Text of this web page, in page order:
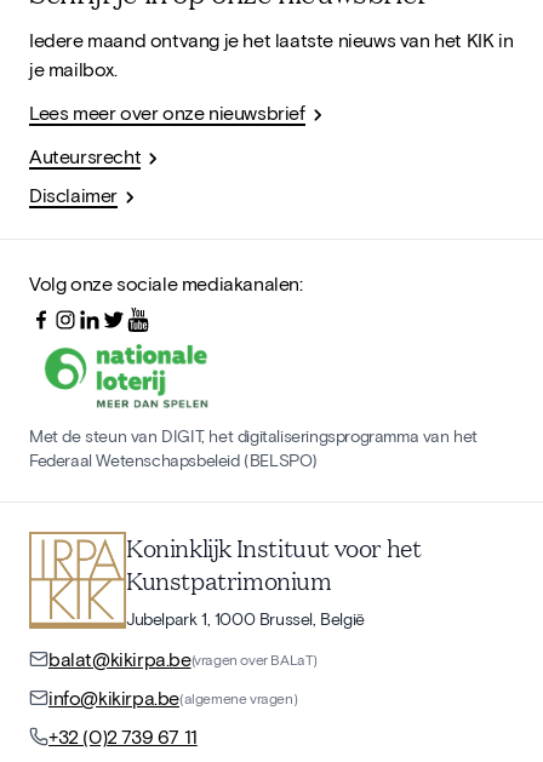
Iedere maand ontvang je het laatste nieuws van het KIK in
je mailbox.
Lees meer over onze nieuwsbrief
Auteursrecht
Disclaimer
Volg onze sociale mediakanalen:
Met de steun van DIGIT, het digitaliseringsprogramma van het
Federaal Wetenschapsbeleid (BELSPO)
Koninklijk Instituut voor het
Kunstpatrimonium
Jubelpark 1, 1000 Brussel, België
balat@kikirpa.be(vragen over BALaT)
info@kikirpa.be(algemene vragen)
+32 (0)2 739 67 11